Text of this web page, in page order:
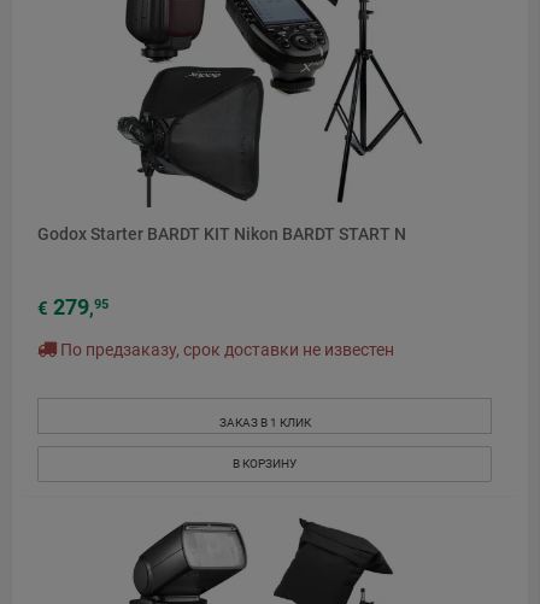
Godox Starter BARDT KIT Nikon BARDT START N
€ 279,95
По предзаказу, срок доставки не известен
ЗАКАЗ В 1 КЛИК
В КОРЗИНУ